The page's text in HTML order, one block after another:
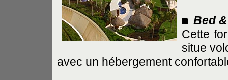
Bed
Cette
situe
avec un hébergement